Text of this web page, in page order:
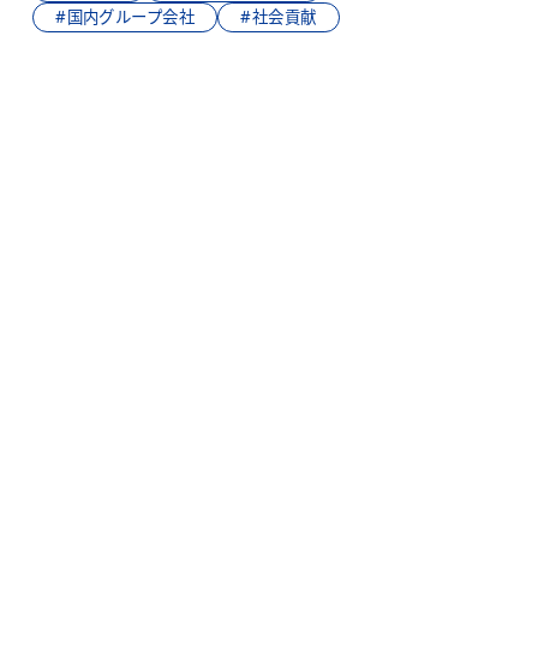
#国内グループ会社
#社会貢献